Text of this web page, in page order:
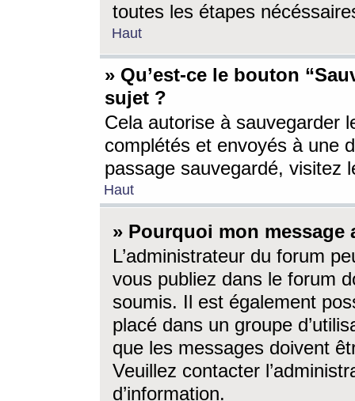
toutes les étapes
Haut
» Qu’est-ce le bouton
sujet ?
Cela autorise à sauvegarder
complétés et envoyés à une
passage sauvegardé, visitez
Haut
» Pourquoi mon message
L’administrateur du forum
vous publiez dans le forum
soumis. Il est également
placé dans un groupe
que les messages doivent
Veuillez contacter
d’information.